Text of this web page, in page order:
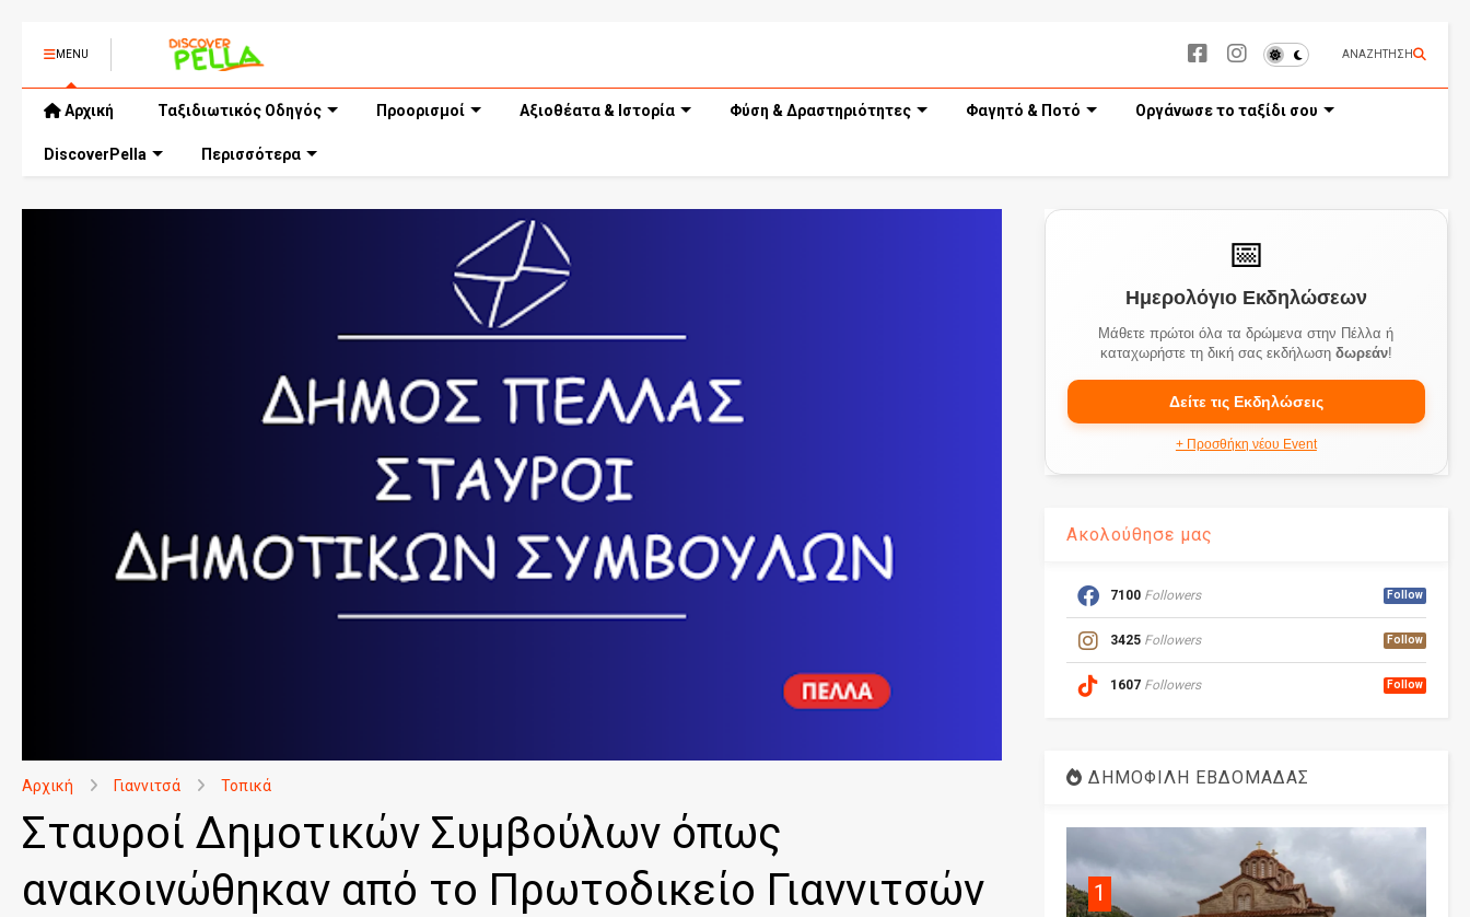
MENU ΑΝΑΖΗΤΗΣΗ
Αρχική Ταξιδιωτικός Οδηγός Προορισμοί Αξιοθέατα & Ιστορία Φύση & Δραστηριότητες Φαγητό & Ποτό Οργάνωσε το ταξίδι σου
DiscoverPella Περισσότερα
Αρχική Γιαννιτσά Τοπικά
Σταυροί Δημοτικών Συμβούλων όπως
ανακοινώθηκαν από το Πρωτοδικείο Γιαννιτσών
📅
Ημερολόγιο Εκδηλώσεων
Μάθετε πρώτοι όλα τα δρώμενα στην Πέλλα ή
καταχωρήστε τη δική σας εκδήλωση δωρεάν!
Δείτε τις Εκδηλώσεις
+ Προσθήκη νέου Event
Ακολούθησε μας
7100 Followers Follow
3425 Followers Follow
1607 Followers Follow
ΔΗΜΟΦΙΛΗ ΕΒΔΟΜΑΔΑΣ
1